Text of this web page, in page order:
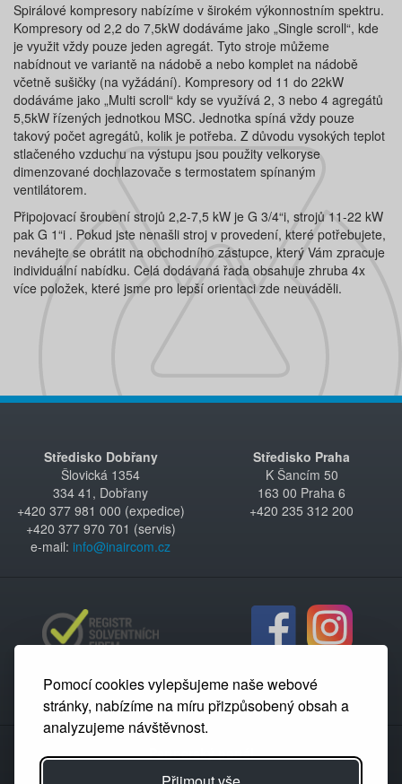
Pomocí cookies vylepšujeme naše webové
stránky, nabízíme na míru přizpůsobený obsah a
analyzujeme návštěvnost.
Spirálové kompresory nabízíme v širokém výkonnostním spektru.
Kompresory od 2,2 do 7,5kW dodáváme jako „Single scroll“, kde
je využit vždy pouze jeden agregát. Tyto stroje můžeme
nabídnout ve variantě na nádobě a nebo komplet na nádobě
včetně sušičky (na vyžádání). Kompresory od 11 do 22kW
dodáváme jako „Multi scroll“ kdy se využívá 2, 3 nebo 4 agregátů
5,5kW řízených jednotkou MSC. Jednotka spíná vždy pouze
takový počet agregátů, kolik je potřeba. Z důvodu vysokých teplot
stlačeného vzduchu na výstupu jsou použity velkoryse
dimenzované dochlazovače s termostatem spínaným
ventilátorem.
Připojovací šroubení strojů 2,2-7,5 kW je G 3/4“i, strojů 11-22 kW
pak G 1“i . Pokud jste nenašli stroj v provedení, které potřebujete,
neváhejte se obrátit na obchodního zástupce, který Vám zpracuje
individuální nabídku. Celá dodávaná řada obsahuje zhruba 4x
více položek, které jsme pro lepší orientaci zde neuváděli.
Středisko Dobřany
Šlovická 1354
334 41, Dobřany
+420 377 981 000 (expedice)
+420 377 970 701 (servis)
e-mail: info@inaircom.cz
Středisko Praha
K Šancím 50
163 00 Praha 6
+420 235 312 200
Partnerský portál